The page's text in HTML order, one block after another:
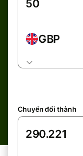
GBP
Chuyển đổi thành